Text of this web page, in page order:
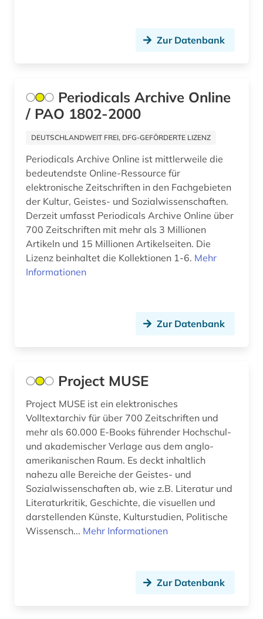
Zur Datenbank
Periodicals Archive Online
/ PAO 1802-2000
DEUTSCHLANDWEIT FREI, DFG-GEFÖRDERTE LIZENZ
Periodicals Archive Online ist mittlerweile die
bedeutendste Online-Ressource für
elektronische Zeitschriften in den Fachgebieten
der Kultur, Geistes- und Sozialwissenschaften.
Derzeit umfasst Periodicals Archive Online über
700 Zeitschriften mit mehr als 3 Millionen
Artikeln und 15 Millionen Artikelseiten. Die
Lizenz beinhaltet die Kollektionen 1-6. Mehr
Informationen
Zur Datenbank
Project MUSE
Project MUSE ist ein elektronisches
Volltextarchiv für über 700 Zeitschriften und
mehr als 60.000 E-Books führender Hochschul-
und akademischer Verlage aus dem anglo-
amerikanischen Raum. Es deckt inhaltlich
nahezu alle Bereiche der Geistes- und
Sozialwissenschaften ab, wie z.B. Literatur und
Literaturkritik, Geschichte, die visuellen und
darstellenden Künste, Kulturstudien, Politische
Wissensch... Mehr Informationen
Zur Datenbank